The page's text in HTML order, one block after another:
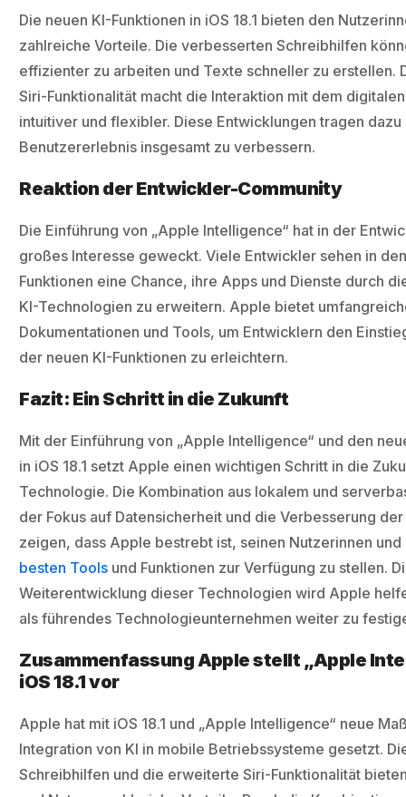
Die neuen KI-Funktionen in iOS 18.1 bieten den
zahlreiche Vorteile. Die verbesserten Schreibhilfen
effizienter zu arbeiten und Texte schneller zu erstellen.
Siri-Funktionalität macht die Interaktion mit dem
intuitiver und flexibler. Diese Entwicklungen tragen dazu
Benutzererlebnis insgesamt zu verbessern.
Reaktion der Entwickler-Community
Die Einführung von „Apple Intelligence“ hat in der
großes Interesse geweckt. Viele Entwickler sehen in
Funktionen eine Chance, ihre Apps und Dienste durch
KI-Technologien zu erweitern. Apple bietet
Dokumentationen und Tools, um Entwicklern den
der neuen KI-Funktionen zu erleichtern.
Fazit: Ein Schritt in die Zukunft
Mit der Einführung von „Apple Intelligence“ und den
in iOS 18.1 setzt Apple einen wichtigen Schritt in die
Technologie. Die Kombination aus lokalem und
der Fokus auf Datensicherheit und die Verbesserung
zeigen, dass Apple bestrebt ist, seinen Nutzerinnen
besten Tools und Funktionen zur Verfügung zu stellen.
Weiterentwicklung dieser Technologien wird Apple
als führendes Technologieunternehmen weiter zu
Zusammenfassung Apple stellt „Apple
iOS 18.1 vor
Apple hat mit iOS 18.1 und „Apple Intelligence“ neue
Integration von KI in mobile Betriebssysteme gesetzt.
Schreibhilfen und die erweiterte Siri-Funktionalität